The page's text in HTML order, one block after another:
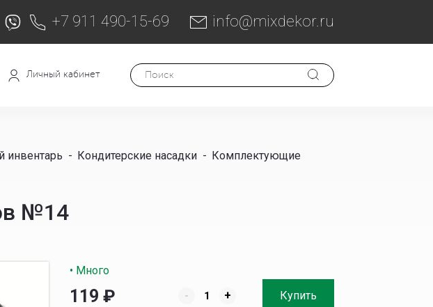
+7 911 490-15-69 info@mixdekor.ru
Личный кабинет
инвентарь - Кондитерские насадки - Комплектующие
№14
• Много
119 ₽ - + Купить